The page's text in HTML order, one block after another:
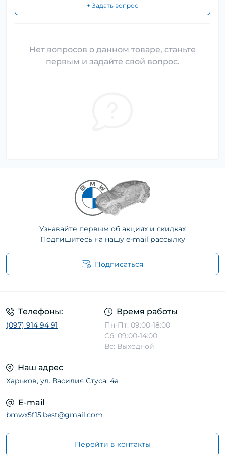
+ Задать вопрос
Нет вопросов о данном товаре, станьте
первым и задайте свой вопрос.
Узнавайте первым об акциях и скидках
Подпишитесь на нашу e-mail рассылку
Подписаться
Телефоны:
(097) 914 94 91
Время работы
Пн-Пт: 09:00-18:00
Сб: 09:00-14:00
Вс: Выходной
Наш адрес
Харьков, ул. Василия Стуса, 4а
E-mail
bmwx5f15.best@gmail.com
Перейти в контакты